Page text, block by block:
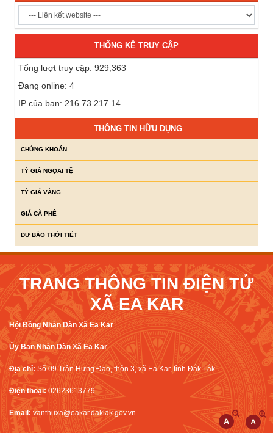
THỐNG KÊ TRUY CẬP
Tổng lượt truy cập: 929,363
Đang online: 4
IP của bạn: 216.73.217.14
THÔNG TIN HỮU DỤNG
CHỨNG KHOÁN
TỶ GIÁ NGỌAI TỆ
TỶ GIÁ VÀNG
GIÁ CÀ PHÊ
DỰ BÁO THỜI TIẾT
TRANG THÔNG TIN ĐIỆN TỬ
XÃ EA KAR
Hội Đồng Nhân Dân Xã Ea Kar
Ủy Ban Nhân Dân Xã Ea Kar
Địa chỉ: Số 09 Trần Hưng Đạo, thôn 3, xã Ea Kar, tỉnh Đắk Lắk
Điện thoại: 02623613779
Email: vanthuxa@eakar.daklak.gov.vn